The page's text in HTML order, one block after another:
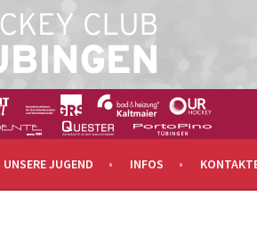
V.
UNSERE JUGEND INFOS